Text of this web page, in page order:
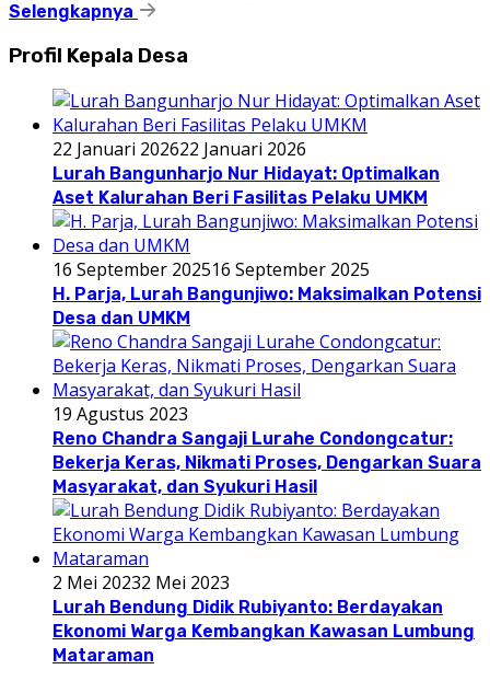
Selengkapnya
Profil Kepala Desa
22 Januari 202622 Januari 2026
Lurah Bangunharjo Nur Hidayat: Optimalkan
Aset Kalurahan Beri Fasilitas Pelaku UMKM
16 September 202516 September 2025
H. Parja, Lurah Bangunjiwo: Maksimalkan Potensi
Desa dan UMKM
19 Agustus 2023
Reno Chandra Sangaji Lurahe Condongcatur:
Bekerja Keras, Nikmati Proses, Dengarkan Suara
Masyarakat, dan Syukuri Hasil
2 Mei 20232 Mei 2023
Lurah Bendung Didik Rubiyanto: Berdayakan
Ekonomi Warga Kembangkan Kawasan Lumbung
Mataraman